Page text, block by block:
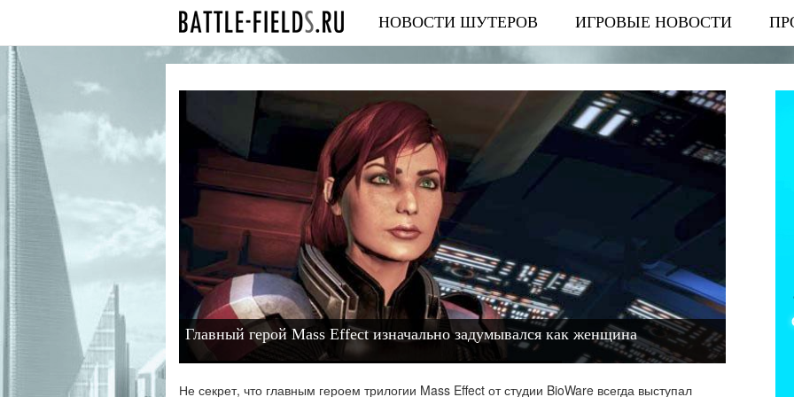
НОВОСТИ ШУТЕРОВ ИГРОВЫЕ НОВОСТИ
Главный герой Mass Effect изначально задумывался как женщина
Не секрет, что главным героем трилогии Mass Effect от студии BioWare всегда выступал